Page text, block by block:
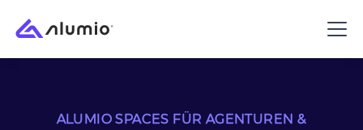
ALUMIO SPACES FÜR AGENTUREN &